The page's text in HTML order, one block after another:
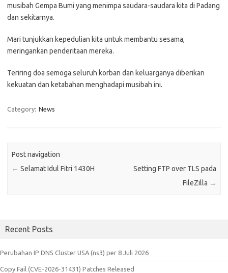
musibah Gempa Bumi yang menimpa saudara-saudara kita di Padang
dan sekitarnya.
Mari tunjukkan kepedulian kita untuk membantu sesama,
meringankan penderitaan mereka.
Teriring doa semoga seluruh korban dan keluarganya diberikan
kekuatan dan ketabahan menghadapi musibah ini.
Category: News
Post navigation
← Selamat Idul Fitri 1430H
Setting FTP over TLS pada
FileZilla →
Recent Posts
Perubahan IP DNS Cluster USA (ns3) per 8 Juli 2026
Copy Fail (CVE-2026-31431) Patches Released